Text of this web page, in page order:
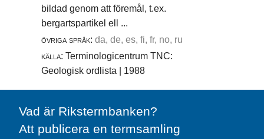
bildad genom att föremål, t.ex.
bergartspartikel ell ...
övriga språk: da, de, es, fi, fr, no, ru
källa: Terminologicentrum TNC:
Geologisk ordlista | 1988
Vad är Rikstermbanken?
Att publicera en termsamling